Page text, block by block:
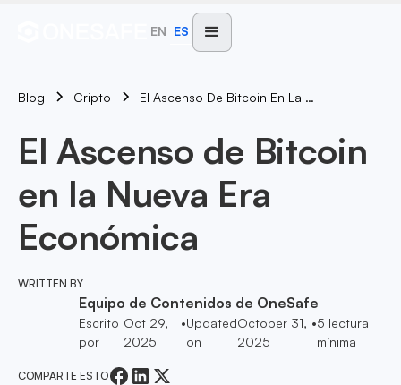
EN ES
Blog Cripto El Ascenso De Bitcoin En La Nueva Era Económica
El Ascenso de Bitcoin
en la Nueva Era
Económica
WRITTEN BY
Equipo de Contenidos de OneSafe
Escrito
por
Oct 29,
2025
•Updated
on
October 31,
2025
•5 lectura
mínima
COMPARTE ESTO